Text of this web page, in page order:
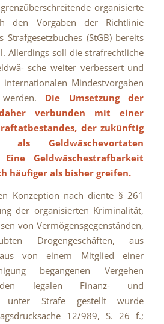
organisierte
den Vorgaben der Richtlinie
(StGB) bereits
Allerdings soll die strafrechtliche
sche weiter verbessert und
Mindestvorgaben
Die Umsetzung der
verbunden mit einer
der zukünftig
Geldwäschevortaten
Eine Geldwäschestrafbarkeit
häufiger als bisher greifen.
Konzeption nach diente § 261
der organisierten Kriminalität,
von Vermögensgegenständen,
Drogengeschäften, aus
von einem Mitglied einer
begangenen Vergehen
legalen Finanz- und
unter Strafe gestellt wurde
12/989, S. 26 f.;